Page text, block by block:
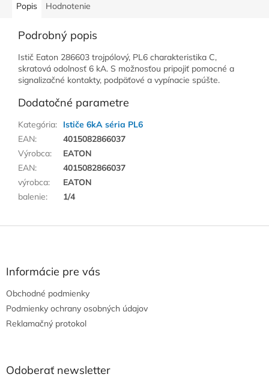
Popis Hodnotenie
Podrobný popis
Istič Eaton 286603 trojpólový, PL6 charakteristika C,
skratová odolnosť 6 kA. S možnosťou pripojiť pomocné a
signalizačné kontakty, podpäťové a vypínacie spúšte.
Dodatočné parametre
Kategória:
Ističe 6kA séria PL6
EAN:
4015082866037
Výrobca:
EATON
EAN:
4015082866037
výrobca:
EATON
balenie: 1/4
Informácie pre vás
Obchodné podmienky
Podmienky ochrany osobných údajov
Reklamačný protokol
Odoberať newsletter